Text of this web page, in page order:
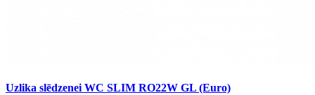
Uzlika slēdzenei WC SLIM RO22W GL (Euro)